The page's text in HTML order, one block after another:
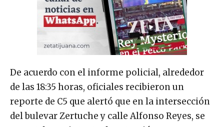
De acuerdo con el informe policial, alrededor
de las 18:35 horas, oficiales recibieron un
reporte de C5 que alertó que en la intersección
del bulevar Zertuche y calle Alfonso Reyes, se